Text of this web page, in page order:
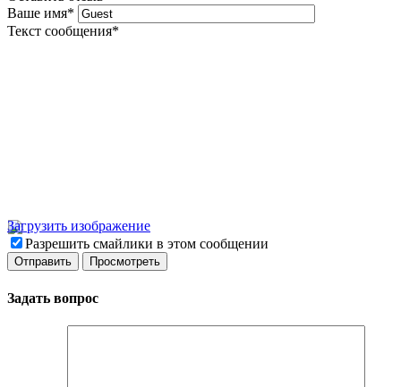
Ваше имя*
Текст сообщения*
Загрузить изображение
Разрешить смайлики в этом сообщении
Задать вопрос